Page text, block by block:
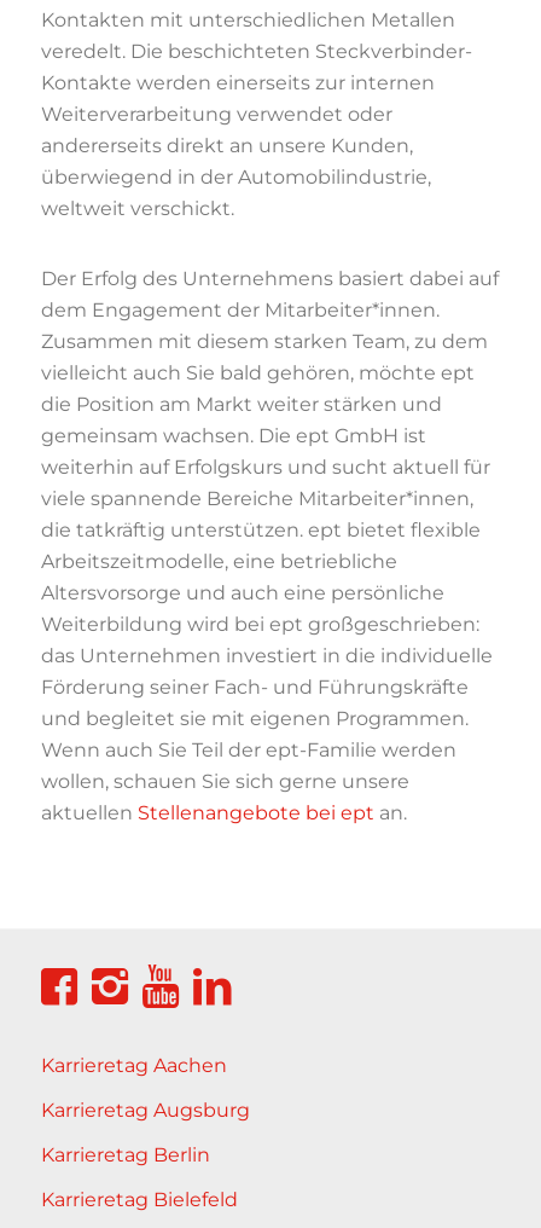
Kontakten mit unterschiedlichen Metallen
veredelt. Die beschichteten Steckverbinder-
Kontakte werden einerseits zur internen
Weiterverarbeitung verwendet oder
andererseits direkt an unsere Kunden,
überwiegend in der Automobilindustrie,
weltweit verschickt.
Der Erfolg des Unternehmens basiert dabei auf
dem Engagement der Mitarbeiter*innen.
Zusammen mit diesem starken Team, zu dem
vielleicht auch Sie bald gehören, möchte ept
die Position am Markt weiter stärken und
gemeinsam wachsen. Die ept GmbH ist
weiterhin auf Erfolgskurs und sucht aktuell für
viele spannende Bereiche Mitarbeiter*innen,
die tatkräftig unterstützen. ept bietet flexible
Arbeitszeitmodelle, eine betriebliche
Altersvorsorge und auch eine persönliche
Weiterbildung wird bei ept großgeschrieben:
das Unternehmen investiert in die individuelle
Förderung seiner Fach- und Führungskräfte
und begleitet sie mit eigenen Programmen.
Wenn auch Sie Teil der ept-Familie werden
wollen, schauen Sie sich gerne unsere
aktuellen Stellenangebote bei ept an.
Karrieretag Aachen
Karrieretag Augsburg
Karrieretag Berlin
Karrieretag Bielefeld